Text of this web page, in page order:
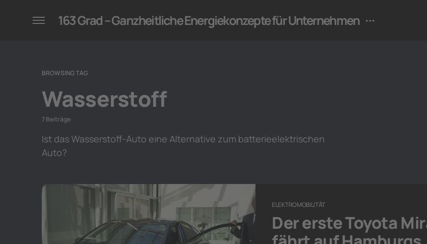
für Unternehmen
163 Grad – Ganzheitliche Energiekonzepte für Unternehmen
BROWSING TAG
Wasserstoff
7 Beiträge
Ist das Wasserstoff-Auto eine Alternative zum batterieelektrischen
Auto?
ELEKTROMOBILITÄT
Der erste Toyota